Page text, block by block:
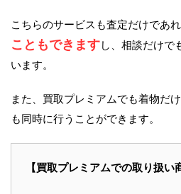
こちらのサービスも査定だけであ
こともできますし、相談だけで
います。
また、買取プレミアムでも着物だ
も同時に行うことができます。
【買取プレミアムでの取り扱い